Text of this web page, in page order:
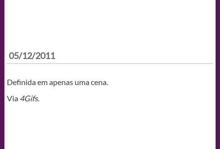
05/12/2011
Definida em apenas uma cena.
Via 4Gifs.